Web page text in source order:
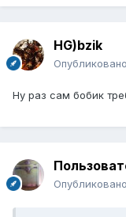
HG)bzik
Опубликовано
Ну раз сам бобик
Опубликовано